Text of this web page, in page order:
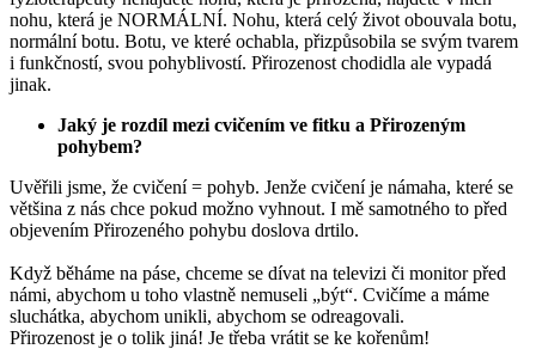
nohu, která je NORMÁLNÍ. Nohu, která celý život obouvala botu,
normální botu. Botu, ve které ochabla, přizpůsobila se svým tvarem
i funkčností, svou pohyblivostí. Přirozenost chodidla ale vypadá
jinak.
Jaký je rozdíl mezi cvičením ve fitku a Přirozeným
pohybem?
Uvěřili jsme, že cvičení = pohyb. Jenže cvičení je námaha, které se
většina z nás chce pokud možno vyhnout. I mě samotného to před
objevením Přirozeného pohybu doslova drtilo.
Když běháme na páse, chceme se dívat na televizi či monitor před
námi, abychom u toho vlastně nemuseli „být“. Cvičíme a máme
sluchátka, abychom unikli, abychom se odreagovali.
Přirozenost je o tolik jiná! Je třeba vrátit se ke kořenům!